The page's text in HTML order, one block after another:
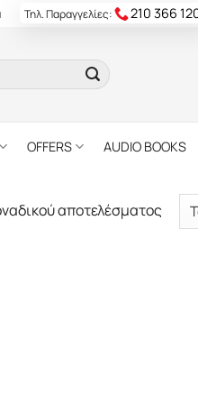
Τηλ. Παραγγελίες: 210 366
OFFERS AUDIO BOOKS
αποτελέσματος